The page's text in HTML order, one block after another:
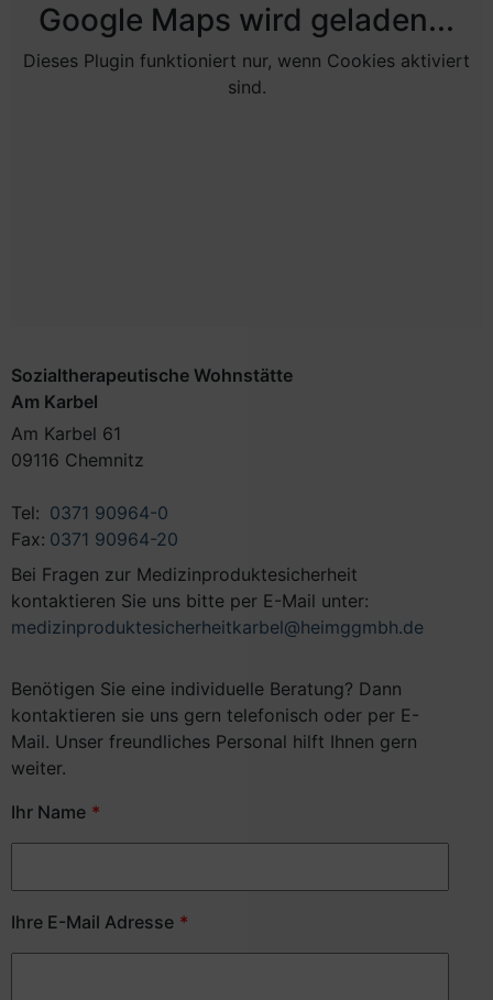
Google Maps wird geladen...
Dieses Plugin funktioniert nur, wenn Cookies aktiviert
sind.
Sozialtherapeutische Wohnstätte
Am Karbel
Am Karbel 61
09116 Chemnitz
Tel: 0371 90964-0
Fax: 0371 90964-20
Bei Fragen zur Medizinproduktesicherheit
kontaktieren Sie uns bitte per E-Mail unter:
medizinproduktesicherheitkarbel@heimggmbh.de
Benötigen Sie eine individuelle Beratung? Dann
kontaktieren sie uns gern telefonisch oder per E-
Mail. Unser freundliches Personal hilft Ihnen gern
weiter.
Ihr Name
Ihre E-Mail Adresse